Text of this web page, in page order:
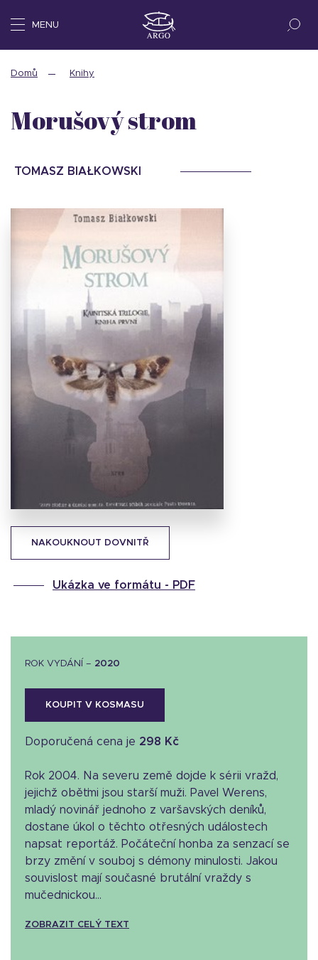
MENU
Domů Knihy
NAKOUKNOUT DOVNITŘ
Ukázka ve formátu - PDF
Morušový strom
TOMASZ BIAŁKOWSKI
ROK VYDÁNÍ – 2020
KOUPIT V KOSMASU
Doporučená cena je 298 Kč
Rok 2004. Na severu země dojde k sérii vražd,
jejichž oběťmi jsou starší muži. Pavel Werens,
mladý novinář jednoho z varšavských deníků,
dostane úkol o těchto otřesných událostech
napsat reportáž. Počáteční honba za senzací se
brzy změní v souboj s démony minulosti. Jakou
souvislost mají současné brutální vraždy s
mučednickou...
ZOBRAZIT CELÝ TEXT